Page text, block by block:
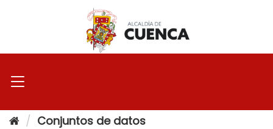
Conjuntos de datos